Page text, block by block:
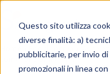
Questo sito utilizza
diverse finalità: a)
pubblicitarie, per invio
promozionali in linea
»Enciclopedia Visite
come funziona l’esame